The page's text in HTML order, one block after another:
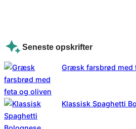
Seneste opskrifter
Græsk farsbrød med
Klassisk Spaghetti